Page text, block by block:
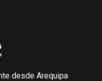
desde Arequipa